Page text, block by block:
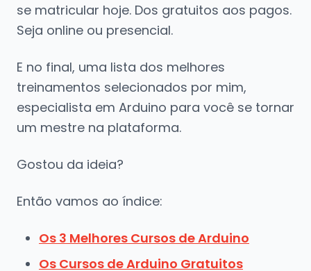
se matricular hoje. Dos gratuitos aos pagos.
Seja online ou presencial.
E no final, uma lista dos melhores
treinamentos selecionados por mim,
especialista em Arduino para você se tornar
um mestre na plataforma.
Gostou da ideia?
Então vamos ao índice:
Os 3 Melhores Cursos de Arduino
Os Cursos de Arduino Gratuitos